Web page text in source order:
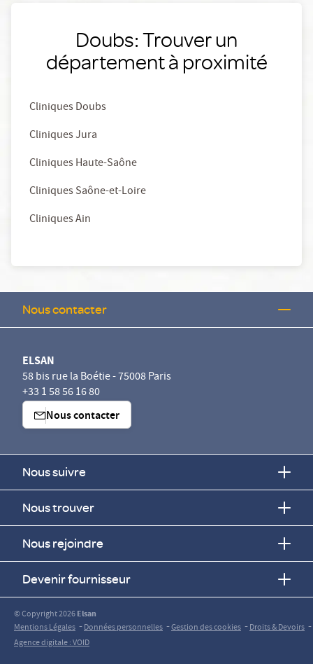
Doubs: Trouver un
département à proximité
Cliniques Doubs
Cliniques Jura
Cliniques Haute-Saône
Cliniques Saône-et-Loire
Cliniques Ain
Nous contacter
ELSAN
58 bis rue la Boétie - 75008 Paris
+33 1 58 56 16 80
Nous contacter
Nous suivre
Nous trouver
Nous rejoindre
Devenir fournisseur
© Copyright 2026Elsan
Mentions Légales -Données personnelles -Gestion des cookies -Droits & Devoirs -
Agence digitale : VOID